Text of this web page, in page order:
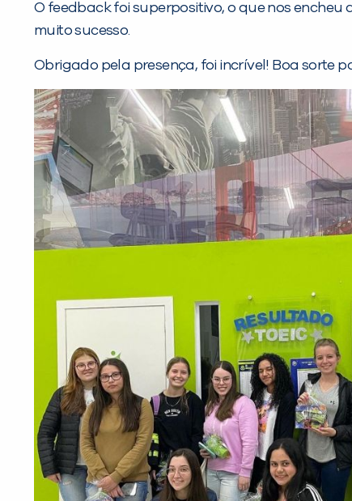
O feedback foi superpositivo, o que nos
muito sucesso.
Obrigado pela presença, foi incrível! Boa sorte